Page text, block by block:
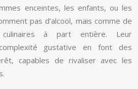
enceintes, les enfants, ou les
pas d’alcool, mais comme de
culinaires à part entière. Leur
gustative en font des
capables de rivaliser avec les